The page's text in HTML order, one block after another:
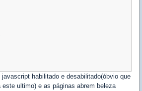
habilitado e desabilitado(óbvio que
ultimo) e as páginas abrem beleza